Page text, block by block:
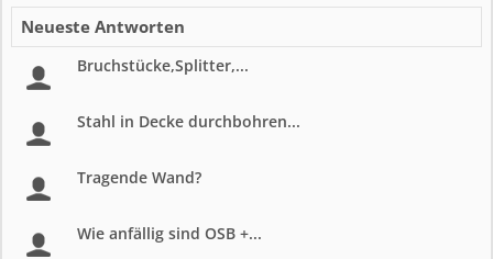
Neueste Antworten
Bruchstücke,Splitter,...
Stahl in Decke durchbohren...
Tragende Wand?
Wie anfällig sind OSB +...